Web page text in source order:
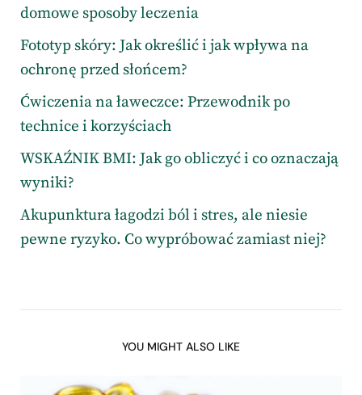
domowe sposoby leczenia
Fototyp skóry: Jak określić i jak wpływa na
ochronę przed słońcem?
Ćwiczenia na ławeczce: Przewodnik po
technice i korzyściach
WSKAŹNIK BMI: Jak go obliczyć i co oznaczają
wyniki?
Akupunktura łagodzi ból i stres, ale niesie
pewne ryzyko. Co wypróbować zamiast niej?
YOU MIGHT ALSO LIKE